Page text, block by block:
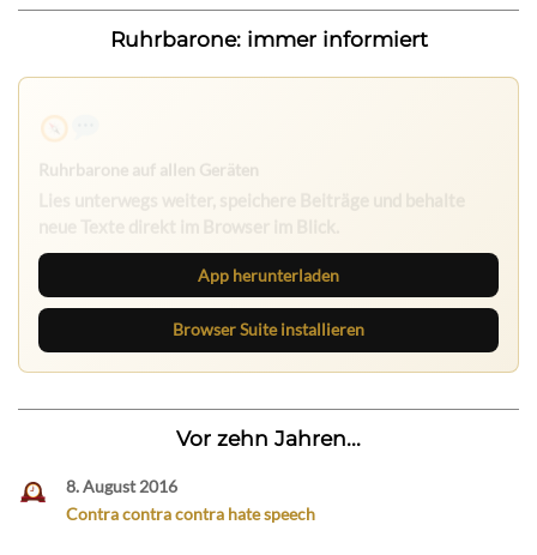
Ruhrbarone: immer informiert
Ruhrbarone auf allen Geräten
App herunterladen
Browser Suite installieren
Vor zehn Jahren...
8. August 2016
Contra contra contra hate speech